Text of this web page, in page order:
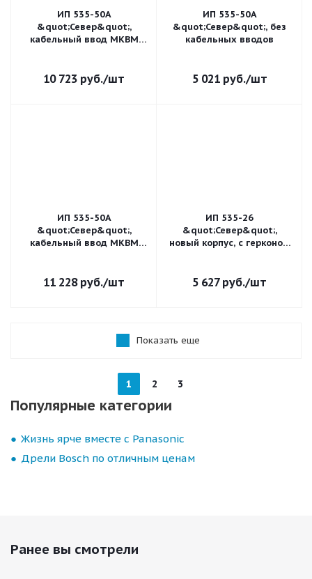
ИП 535-50А
&quot;Север&quot;,
кабельный ввод МКВМ
10 723 руб./шт
ИП 535-50А
&quot;Север&quot;, без
кабельных вводов
5 021руб./шт
ИП 535-50А
&quot;Север&quot;,
кабельный ввод МКВМ
11 228руб./шт
ИП 535-26
&quot;Север&quot;,
новый корпус, с герконом
5 627руб./шт
Показать еще
1 2 3
Популярные категории
Жизнь ярче вместе с Panasonic
Дрели Bosch по отличным ценам
Ранее вы смотрели